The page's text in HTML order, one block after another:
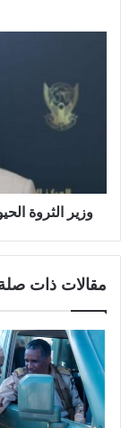
وسأعود
إليهاوزير الثروة
مقالات ذات